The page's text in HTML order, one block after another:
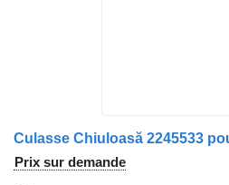
Prix sur demande